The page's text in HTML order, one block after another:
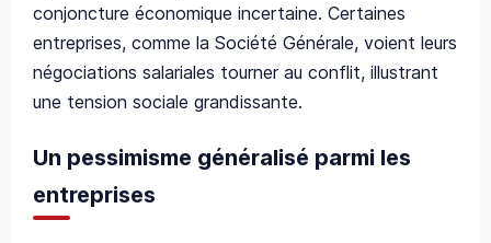
conjoncture économique incertaine. Certaines
entreprises, comme la Société Générale, voient leurs
négociations salariales tourner au conflit, illustrant
une tension sociale grandissante.
Un pessimisme généralisé parmi les
entreprises